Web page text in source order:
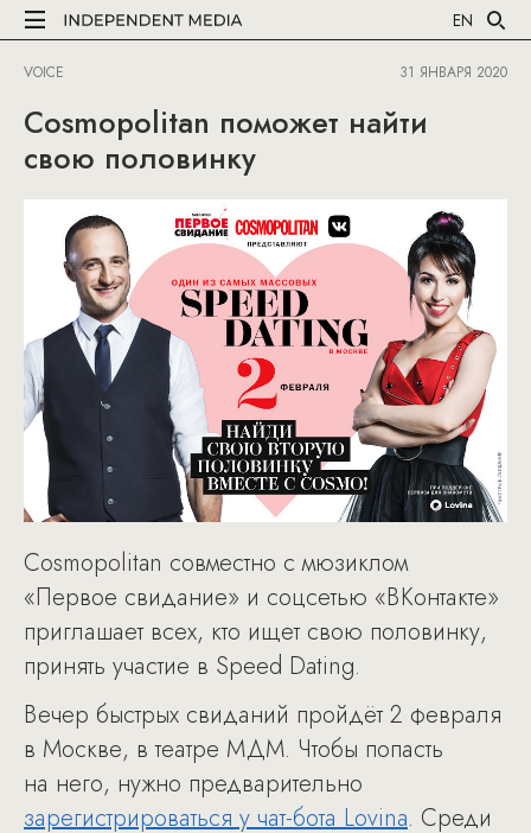
EN
VOICE 31 ЯНВАРЯ 2020
Cosmopolitan поможет найти
свою половинку
Cosmopolitan совместно с мюзиклом
«Первое свидание» и соцсетью «ВКонтакте»
приглашает всех, кто ищет свою половинку,
принять участие в Speed Dating.
Вечер быстрых свиданий пройдёт 2 февраля
в Москве, в театре МДМ. Чтобы попасть
на него, нужно предварительно
зарегистрироваться у чат-бота Lovina. Среди